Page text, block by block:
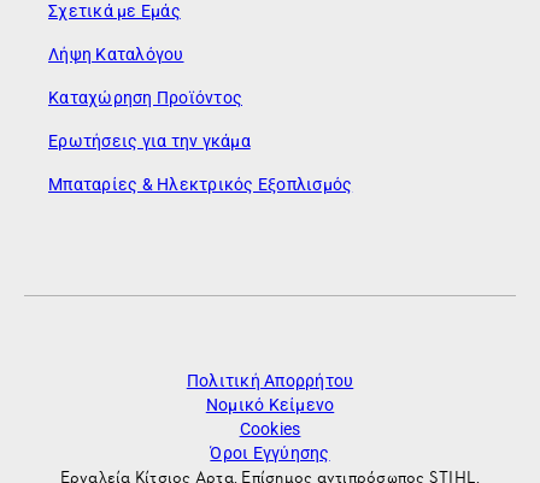
Σχετικά με Εμάς
Λήψη Καταλόγου
Καταχώρηση Προϊόντος
Ερωτήσεις για την γκάμα
Μπαταρίες & Ηλεκτρικός Εξοπλισμός
Πολιτική Απορρήτου
Νομικό Κείμενο
Cookies
Όροι Εγγύησης
Εργαλεία Κίτσιος Αρτα. Επίσημος αντιπρόσωπος STIHL.